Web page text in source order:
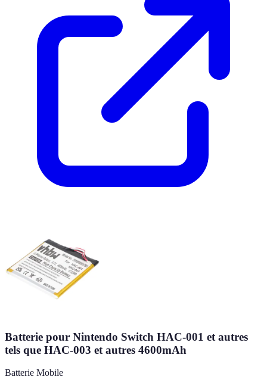
Batterie pour Nintendo Switch HAC-001 et autres
tels que HAC-003 et autres 4600mAh
Batterie Mobile